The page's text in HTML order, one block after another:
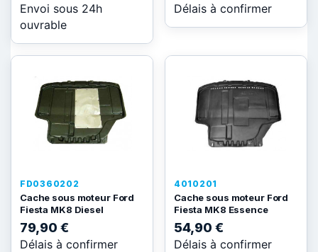
Envoi sous 24h
ouvrable
Délais à confirmer
FD0360202
Cache sous moteur Ford
Fiesta MK8 Diesel
79,90 €
Délais à confirmer
4010201
Cache sous moteur Ford
Fiesta MK8 Essence
54,90 €
Délais à confirmer